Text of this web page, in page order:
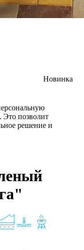
Новинка
Это позволит
решение и